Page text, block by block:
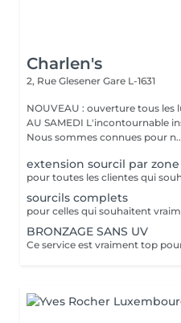
Charlen's
2, Rue Glesener Gare L-1631
NOUVEAU : ouverture tous les
AU SAMEDI L'incontournable institut de beauté à Luxembourg.
Nous sommes connues pour
extension sourcil par zone
sourcils complets
pour celles qui souhaitent
BRONZAGE SANS UV